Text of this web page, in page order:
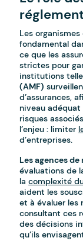
Les
fondamental
ce que les
strictes pour
institutions
(AMF)
d’assurances,
niveau
risques
l’enjeu : limiter
d’entreprises.
Les agences
évaluations de
lacomplexité
aident les
et à évaluer les
consultant ces
des décisions
qu’ils